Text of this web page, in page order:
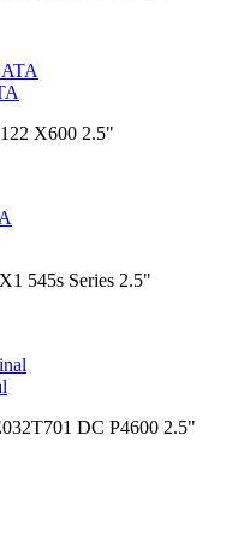
X600 2.5"
545s Series 2.5"
DC P4600 2.5"